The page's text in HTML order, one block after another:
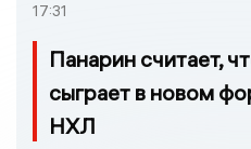
17:31
Панарин считает,
сыграет в новом
НХЛ